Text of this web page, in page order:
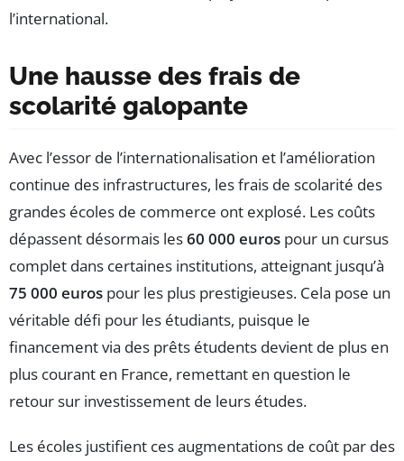
l’international.
Une hausse des frais de
scolarité galopante
Avec l’essor de l’internationalisation et l’amélioration
continue des infrastructures, les frais de scolarité des
grandes écoles de commerce ont explosé. Les coûts
dépassent désormais les60 000 euros pour un cursus
complet dans certaines institutions, atteignant jusqu’à
75 000 euros pour les plus prestigieuses. Cela pose un
véritable défi pour les étudiants, puisque le
financement via des prêts étudents devient de plus en
plus courant en France, remettant en question le
retour sur investissement de leurs études.
Les écoles justifient ces augmentations de coût par des